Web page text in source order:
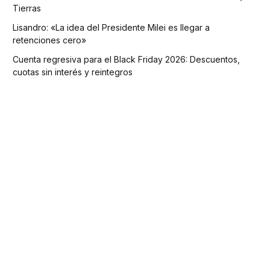
Tierras
Lisandro: «La idea del Presidente Milei es llegar a
retenciones cero»
Cuenta regresiva para el Black Friday 2026: Descuentos,
cuotas sin interés y reintegros